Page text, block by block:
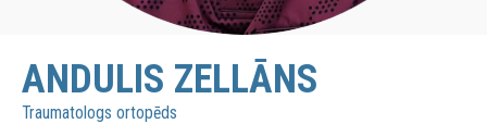
ANDULIS ZELLĀNS
Traumatologs ortopēds